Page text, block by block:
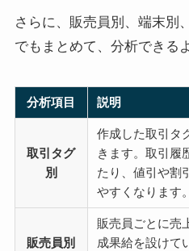
さらに、販売員別、端末別
でもまとめて、分析できる
分析項目 説明
取引タグ
別
作成した取引タ
きます。取引履
たり、値引や割
やすくなります。
販売員別
販売員ごとに売
成果給を設けて